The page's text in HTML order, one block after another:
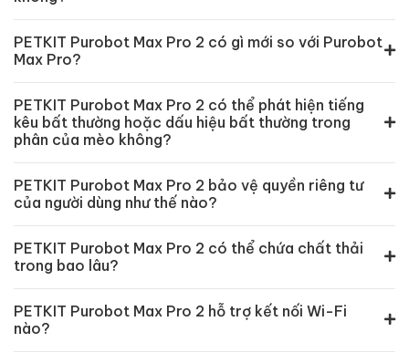
PETKIT Purobot Max Pro 2 có gì mới so với Purobot
Max Pro?
PETKIT Purobot Max Pro 2 có thể phát hiện tiếng
kêu bất thường hoặc dấu hiệu bất thường trong
phân của mèo không?
PETKIT Purobot Max Pro 2 bảo vệ quyền riêng tư
của người dùng như thế nào?
PETKIT Purobot Max Pro 2 có thể chứa chất thải
trong bao lâu?
PETKIT Purobot Max Pro 2 hỗ trợ kết nối Wi-Fi
nào?